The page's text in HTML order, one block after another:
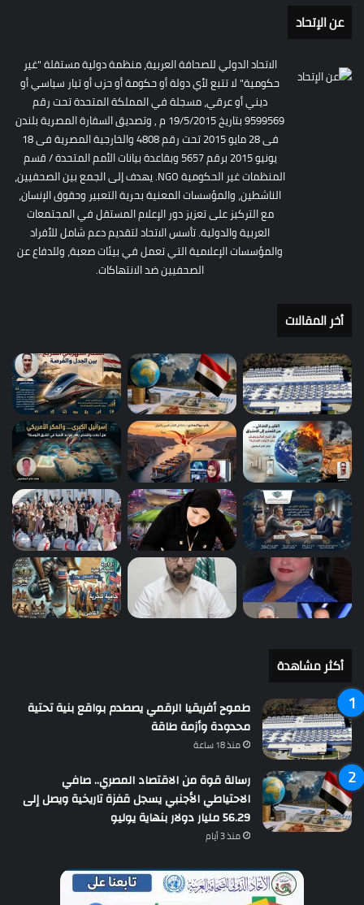
عن الإتحاد
الاتحاد الدولي للصحافة العربية، منظمة دولية مستقلة "غير
حكومية" لا تتبع لأي دولة أو حكومة أو حزب أو تيار سياسي أو
ديني أو عرقي، مسجلة في المملكة المتحدة تحت رقم
9599569 بتاريخ 19/5/2015 م , وتصديق السفارة المصرية بلندن
فى 28 مايو 2015 تحت رقم 4808 والخارجية المصرية فى 18
يونيو 2015 برقم 5657 وبقاعدة بيانات الأمم المتحدة / قسم
المنظمات غير الحكومية NGO. يهدف إلى الجمع بين الصحفيين،
الناشطين، والمؤسسات المعنية بحرية التعبير وحقوق الإنسان،
مع التركيز على تعزيز دور الإعلام المستقل في المجتمعات
العربية والدولية. تأسس الاتحاد لتقديم دعم شامل للأفراد
والمؤسسات الإعلامية التي تعمل في بيئات صعبة، وللدفاع عن
الصحفيين ضد الانتهاكات.
أخر المقالات
أكثر مشاهدة
طموح أفريقيا الرقمي يصطدم بواقع بنية تحتية
محدودة وأزمة طاقة
منذ 18 ساعة
رسالة قوة من الاقتصاد المصري.. صافي
الاحتياطي الأجنبي يسجل قفزة تاريخية ويصل إلى
56.29 مليار دولار بنهاية يوليو
منذ 3 أيام